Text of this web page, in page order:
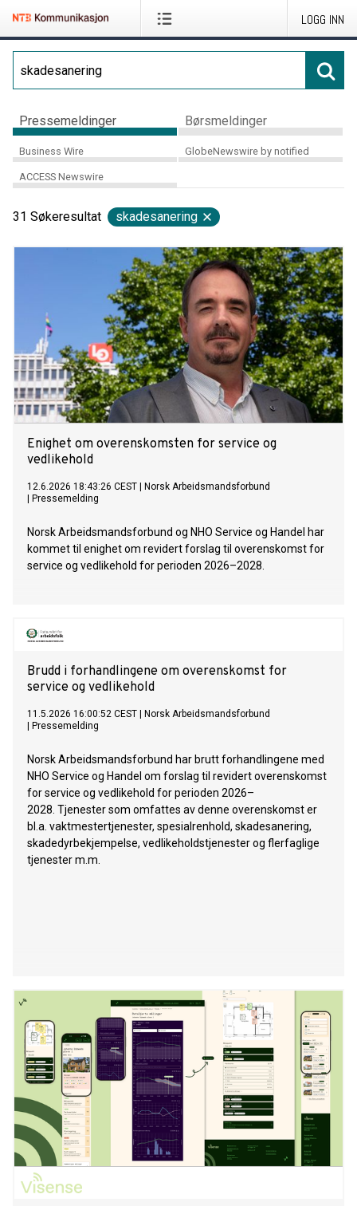
LOGG INN
Pressemeldinger Børsmeldinger
Business Wire GlobeNewswire by notified
ACCESS Newswire
31 Søkeresultat skadesanering
Enighet om overenskomsten for service og
vedlikehold
12.6.2026 18:43:26 CEST
Norsk Arbeidsmandsforbund
Pressemelding
Norsk Arbeidsmandsforbund og NHO Service og Handel har
kommet til enighet om revidert forslag til overenskomst for
service og vedlikehold for perioden 2026–2028.
Brudd i forhandlingene om overenskomst for
service og vedlikehold
11.5.2026 16:00:52 CEST
Norsk Arbeidsmandsforbund
Pressemelding
Norsk Arbeidsmandsforbund har brutt forhandlingene med
NHO Service og Handel om forslag til revidert overenskomst
for service og vedlikehold for perioden 2026–
2028. Tjenester som omfattes av denne overenskomst er
bl.a. vaktmestertjenester, spesialrenhold, skadesanering,
skadedyrbekjempelse, vedlikeholdstjenester og flerfaglige
tjenester m.m.